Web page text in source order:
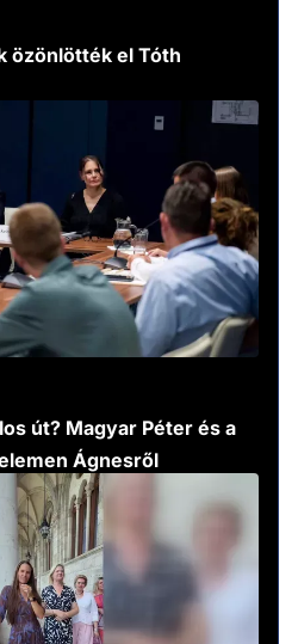
özönlötték el Tóth
út? Magyar Péter és a
Ágnesről